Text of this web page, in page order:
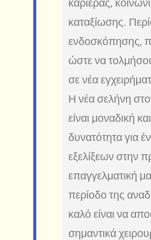
καριέρας,
καταξίωσης.
ενδοσκόπησης,
ώστε να
σε νέα
Η νέα σελήνη
είναι μοναδική
δυνατότητα για
εξελίξεων στην
επαγγελματική
περίοδο της
καλό είναι να
σημαντικά